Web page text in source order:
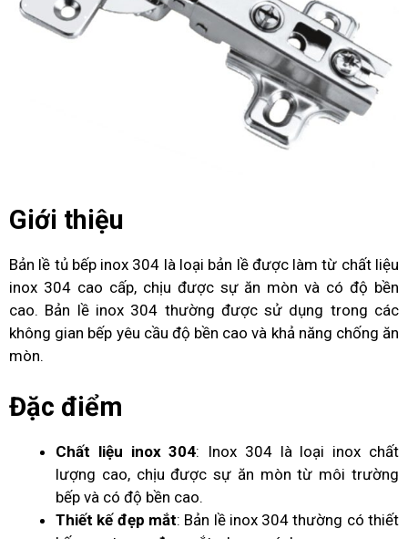
Giới thiệu
Bản lề tủ bếp inox 304 là loại bản lề được làm từ chất liệu
inox 304 cao cấp, chịu được sự ăn mòn và có độ bền
cao. Bản lề inox 304 thường được sử dụng trong các
không gian bếp yêu cầu độ bền cao và khả năng chống ăn
mòn.
Đặc điểm
Chất liệu inox 304: Inox 304 là loại inox chất
lượng cao, chịu được sự ăn mòn từ môi trường
bếp và có độ bền cao.
Thiết kế đẹp mắt: Bản lề inox 304 thường có thiết